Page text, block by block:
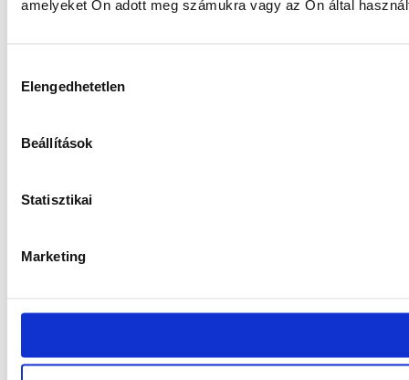
amelyeket Ön adott meg számukra vagy az Ön által
kiválasztása
Elengedhetetlen
Beállítások
Statisztikai
Marketing